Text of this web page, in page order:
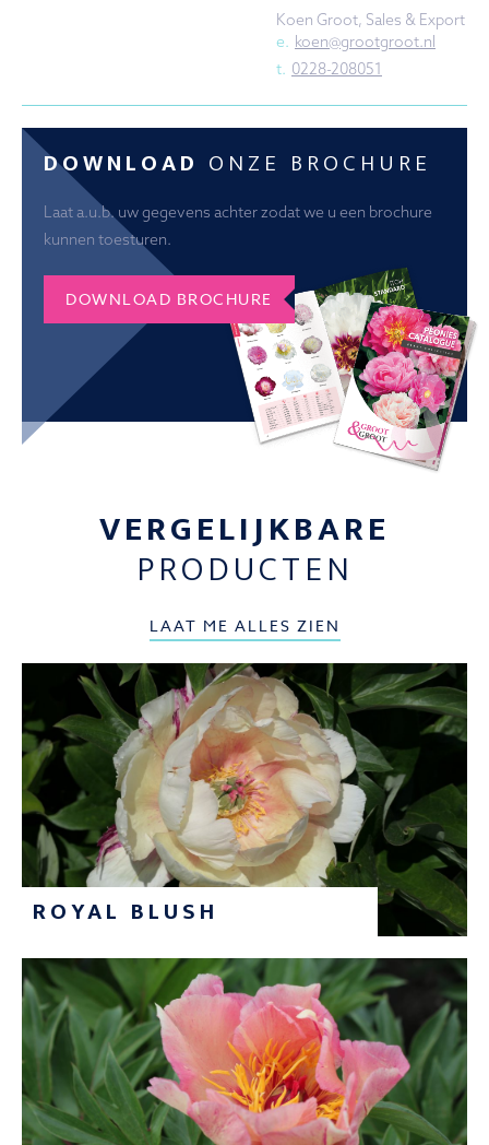
Koen Groot, Sales & Export
e. koen@grootgroot.nl
t. 0228-208051
DOWNLOAD ONZE BROCHURE
Laat a.u.b. uw gegevens achter zodat we u een brochure
kunnen toesturen.
DOWNLOAD BROCHURE
VERGELIJKBARE
PRODUCTEN
LAAT ME ALLES ZIEN
ROYAL BLUSH